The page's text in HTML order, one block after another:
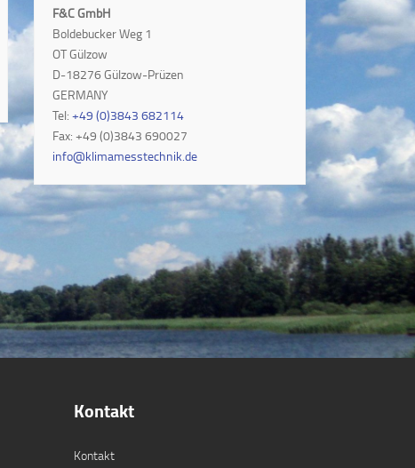
F&C GmbH
Boldebucker Weg 1
OT Gülzow
D-18276 Gülzow-Prüzen
GERMANY
Tel:+49 (0)3843 682114
Fax: +49 (0)3843 690027
info@klimamesstechnik.de
Kontakt
Kontakt